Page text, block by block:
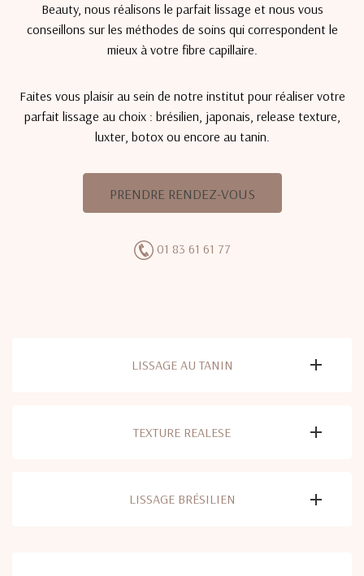
Beauty, nous réalisons le parfait lissage et nous vous
conseillons sur les méthodes de soins qui correspondent le
mieux à votre fibre capillaire.
Faites vous plaisir au sein de notre institut pour réaliser votre
parfait lissage au choix : brésilien, japonais, release texture,
luxter, botox ou encore au tanin.
PRENDRE RENDEZ-VOUS
01 83 61 61 77
LISSAGE AU TANIN
TEXTURE REALESE
LISSAGE BRÉSILIEN